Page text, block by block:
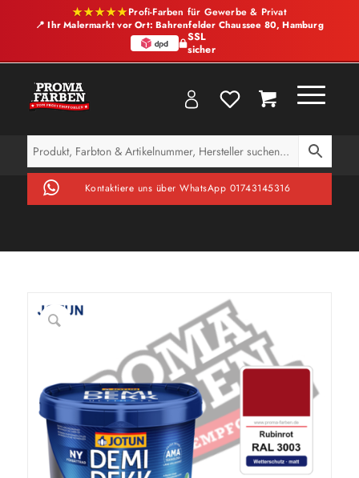
★★★★★Profi-Farben für Gewerbe & Privat
📍 Ihr Malermarkt vor Ort: Bahrenfelder Chaussee 80, Hamburg
SSL
sicher
Kontaktiere uns über WhatsApp 01743145316